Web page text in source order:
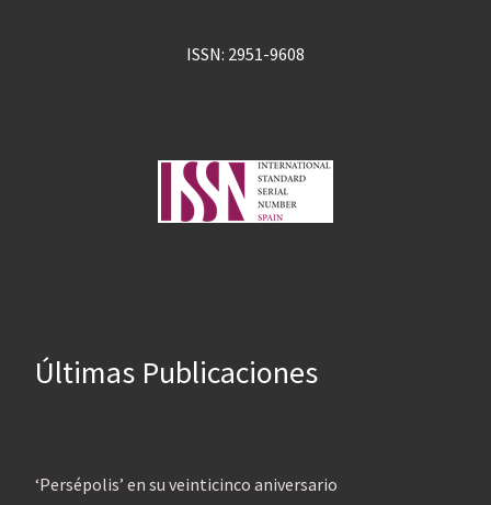
ISSN: 2951-9608
Últimas Publicaciones
‘Persépolis’ en su veinticinco aniversario